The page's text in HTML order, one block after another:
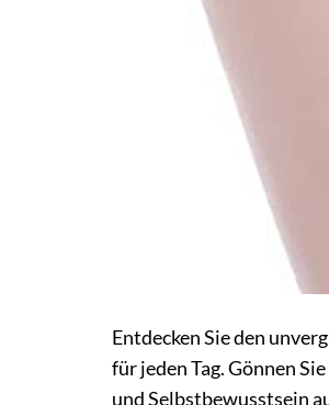
Entdecken Sie den
für jeden Tag. Gönnen
und Selbstbewusstsein